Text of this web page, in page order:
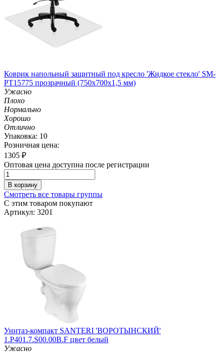
Коврик напольный защитный под кресло 'Жидкое стекло' SM-
PT15775 прозрачный (750х700х1,5 мм)
Ужасно
Плохо
Нормально
Хорошо
Отлично
Упаковка: 10
Розничная цена:
1305 ₽
Оптовая цена доступна после регистрации
В корзину
Смотреть все товары группы
С этим товаром покупают
Артикул: 3201
Унитаз-компакт SANTERI 'ВОРОТЫНСКИЙ'
1.P401.7.S00.00B.F цвет белый
Ужасно